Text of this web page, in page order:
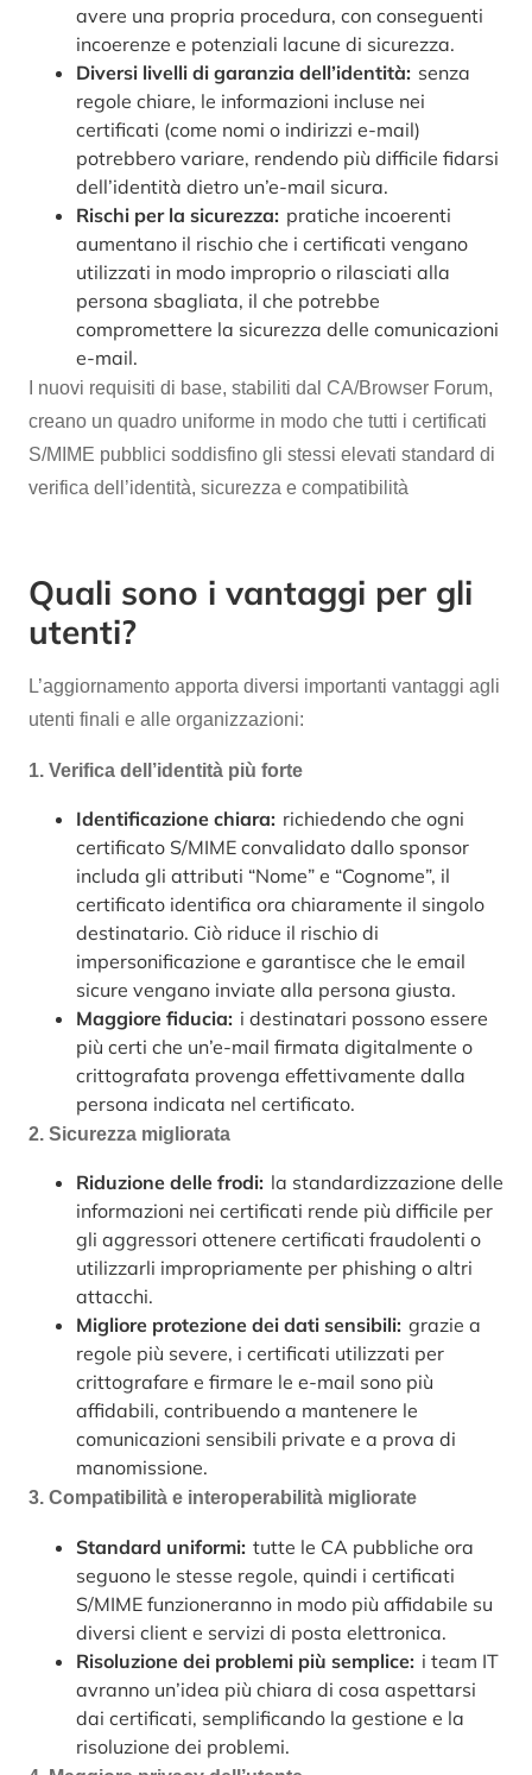
avere una propria procedura, con conseguenti
incoerenze e potenziali lacune di sicurezza.
Diversi livelli di garanzia dell’identità: senza
regole chiare, le informazioni incluse nei
certificati (come nomi o indirizzi e-mail)
potrebbero variare, rendendo più difficile fidarsi
dell’identità dietro un’e-mail sicura.
Rischi per la sicurezza: pratiche incoerenti
aumentano il rischio che i certificati vengano
utilizzati in modo improprio o rilasciati alla
persona sbagliata, il che potrebbe
compromettere la sicurezza delle comunicazioni
e-mail.
I nuovi requisiti di base, stabiliti dal CA/Browser Forum,
creano un quadro uniforme in modo che tutti i certificati
S/MIME pubblici soddisfino gli stessi elevati standard di
verifica dell’identità, sicurezza e compatibilità
Quali sono i vantaggi per gli
utenti?
L’aggiornamento apporta diversi importanti vantaggi agli
utenti finali e alle organizzazioni:
1. Verifica dell’identità più forte
Identificazione chiara: richiedendo che ogni
certificato S/MIME convalidato dallo sponsor
includa gli attributi “Nome” e “Cognome”, il
certificato identifica ora chiaramente il singolo
destinatario. Ciò riduce il rischio di
impersonificazione e garantisce che le email
sicure vengano inviate alla persona giusta.
Maggiore fiducia: i destinatari possono essere
più certi che un’e-mail firmata digitalmente o
crittografata provenga effettivamente dalla
persona indicata nel certificato.
2. Sicurezza migliorata
Riduzione delle frodi: la standardizzazione delle
informazioni nei certificati rende più difficile per
gli aggressori ottenere certificati fraudolenti o
utilizzarli impropriamente per phishing o altri
attacchi.
Migliore protezione dei dati sensibili: grazie a
regole più severe, i certificati utilizzati per
crittografare e firmare le e-mail sono più
affidabili, contribuendo a mantenere le
comunicazioni sensibili private e a prova di
manomissione.
3. Compatibilità e interoperabilità migliorate
Standard uniformi: tutte le CA pubbliche ora
seguono le stesse regole, quindi i certificati
S/MIME funzioneranno in modo più affidabile su
diversi client e servizi di posta elettronica.
Risoluzione dei problemi più semplice: i team IT
avranno un’idea più chiara di cosa aspettarsi
dai certificati, semplificando la gestione e la
risoluzione dei problemi.